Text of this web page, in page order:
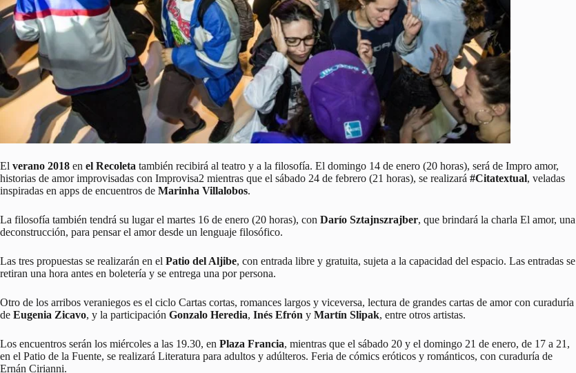
El verano 2018 en el Recoleta también recibirá al teatro y a la filosofía. El domingo 14 de enero (20 horas), será de Impro amor,
historias de amor improvisadas con Improvisa2 mientras que el sábado 24 de febrero (21 horas), se realizará #Citatextual, veladas
inspiradas en apps de encuentros de Marinha Villalobos.
La filosofía también tendrá su lugar el martes 16 de enero (20 horas), con Darío Sztajnszrajber, que brindará la charla El amor, una
deconstrucción, para pensar el amor desde un lenguaje filosófico.
Las tres propuestas se realizarán en el Patio del Aljibe, con entrada libre y gratuita, sujeta a la capacidad del espacio. Las entradas se
retiran una hora antes en boletería y se entrega una por persona.
Otro de los arribos veraniegos es el ciclo Cartas cortas, romances largos y viceversa, lectura de grandes cartas de amor con curaduría
de Eugenia Zicavo, y la participación Gonzalo Heredia, Inés Efrón y Martín Slipak, entre otros artistas.
Los encuentros serán los miércoles a las 19.30, en Plaza Francia, mientras que el sábado 20 y el domingo 21 de enero, de 17 a 21,
en el Patio de la Fuente, se realizará Literatura para adultos y adúlteros. Feria de cómics eróticos y románticos, con curaduría de
Ernán Cirianni.